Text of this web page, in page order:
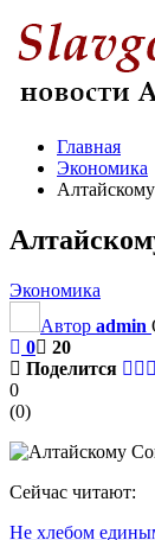
Главная
Экономика
Экономика
Автор admin
0
20
Поделится
0
(0)
Сейчас читают:
Не хлебом